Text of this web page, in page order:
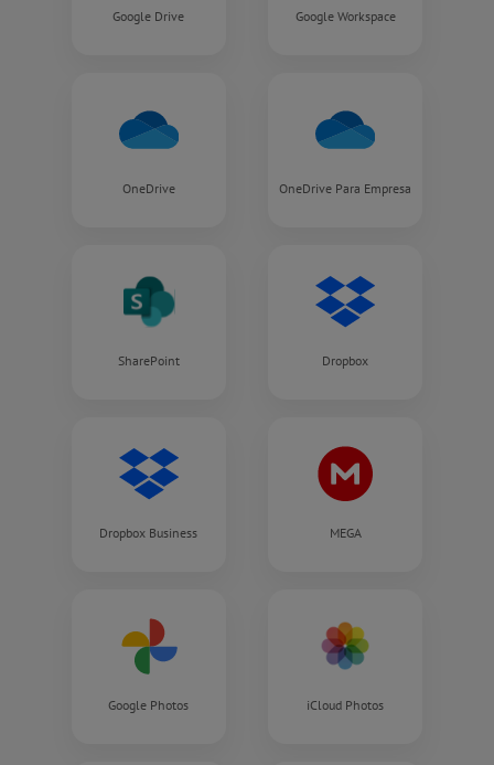
Google Drive Google Workspace
OneDrive OneDrive Para Empresa
SharePoint Dropbox
Dropbox Business MEGA
Google Photos iCloud Photos